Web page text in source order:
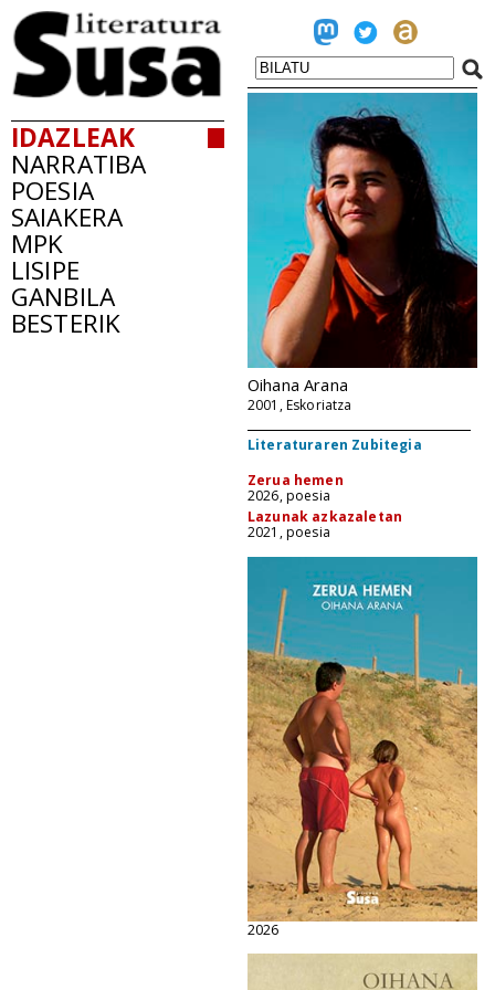
IDAZLEAK
NARRATIBA
POESIA
SAIAKERA
MPK
LISIPE
GANBILA
BESTERIK
Oihana Arana
2001, Eskoriatza
Literaturaren Zubitegia
Zerua hemen
2026, poesia
Lazunak azkazaletan
2021, poesia
2026